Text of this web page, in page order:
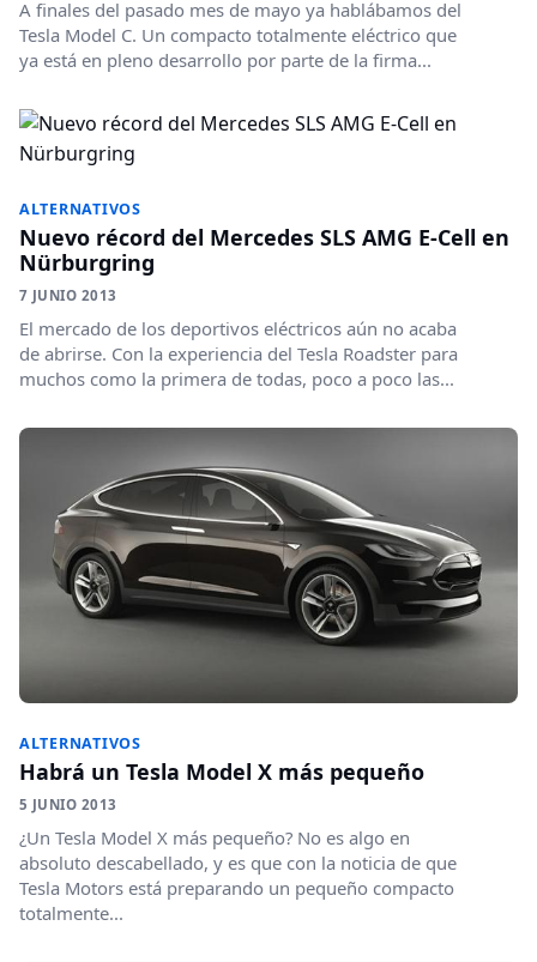
A finales del pasado mes de mayo ya hablábamos del
Tesla Model C. Un compacto totalmente eléctrico que
ya está en pleno desarrollo por parte de la firma...
ALTERNATIVOS
Nuevo récord del Mercedes SLS AMG E-Cell en
Nürburgring
7 JUNIO 2013
El mercado de los deportivos eléctricos aún no acaba
de abrirse. Con la experiencia del Tesla Roadster para
muchos como la primera de todas, poco a poco las...
ALTERNATIVOS
Habrá un Tesla Model X más pequeño
5 JUNIO 2013
¿Un Tesla Model X más pequeño? No es algo en
absoluto descabellado, y es que con la noticia de que
Tesla Motors está preparando un pequeño compacto
totalmente...